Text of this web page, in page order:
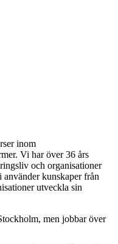
inom
Vi har över 36 års
och organisationer
kunskaper från
utveckla sin
men jobbar över